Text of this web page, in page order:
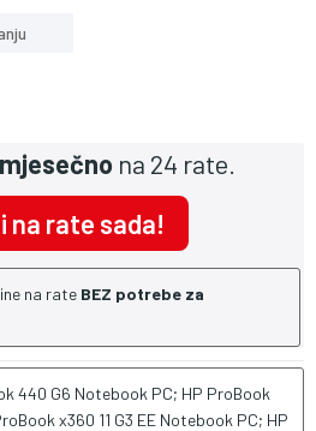
mjesečno na 24 rate.
na rate sada!
na rate BEZ potrebe za
440 G6 Notebook PC; HP ProBook
x360 11 G3 EE Notebook PC; HP